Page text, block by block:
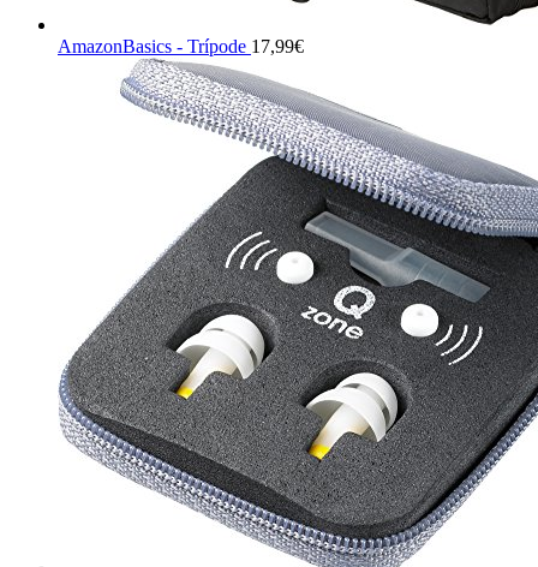
AmazonBasics - Trípode 17,99€